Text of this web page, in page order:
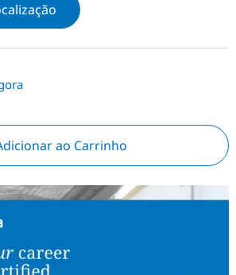
ao Carrinho